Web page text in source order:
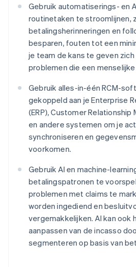
Gebruik automatiserings- en
routinetaken te stroomlijnen,
betalingsherinneringen en
besparen, fouten tot een
je team de kans te geven
problemen die een
Gebruik alles-in-één RCM-
gekoppeld aan je Enterprise
(ERP), Customer Relationship
en andere systemen om je
synchroniseren en
voorkomen.
Gebruik AI en machine-
betalingspatronen te
problemen met claims te
worden ingediend en
vergemakkelijken. AI kan ook
aanpassen van de incasso
segmenteren op basis van